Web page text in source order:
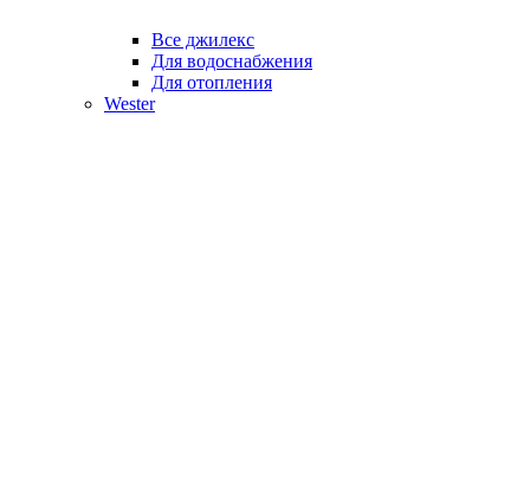
Все джилекс
Для водоснабжения
Для отопления
Wester